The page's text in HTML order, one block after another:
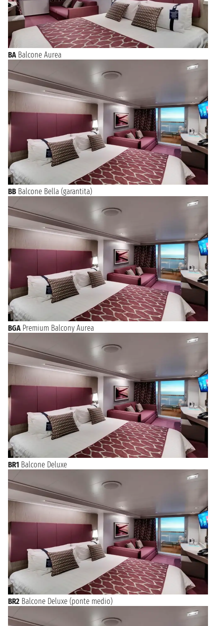
BA Balcone Aurea
BB Balcone Bella (garantita)
BGA Premium Balcony Aurea
BR1 Balcone Deluxe
BR2 Balcone Deluxe (ponte medio)